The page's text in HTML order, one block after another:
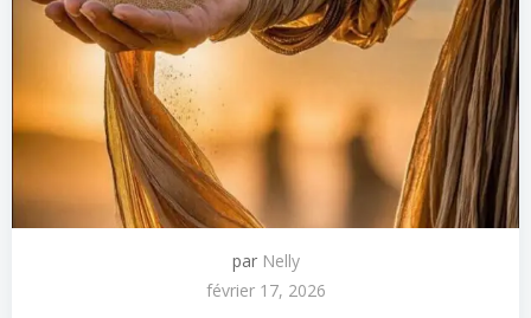
par Nelly
février 17, 2026